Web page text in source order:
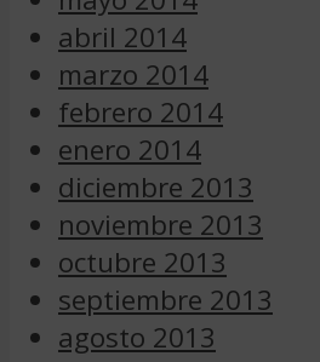
abril 2014
marzo 2014
febrero 2014
enero 2014
diciembre 2013
noviembre 2013
octubre 2013
septiembre 2013
agosto 2013